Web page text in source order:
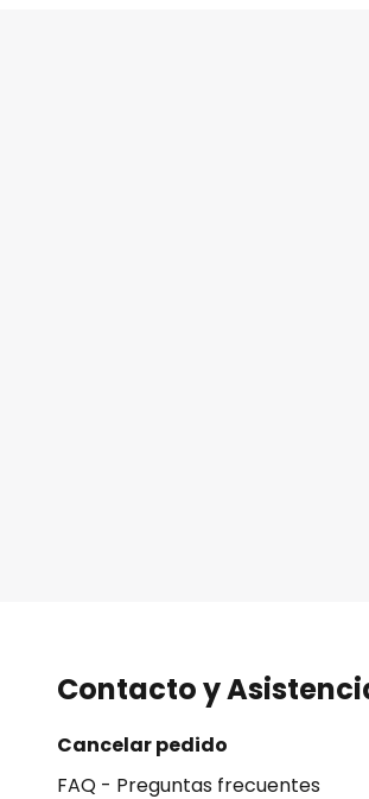
Contacto y
Cancelar pedido
FAQ - Preguntas frecuentes